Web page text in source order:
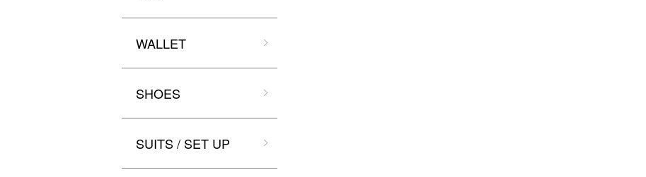
WALLET
SHOES
SUITS / SET UP